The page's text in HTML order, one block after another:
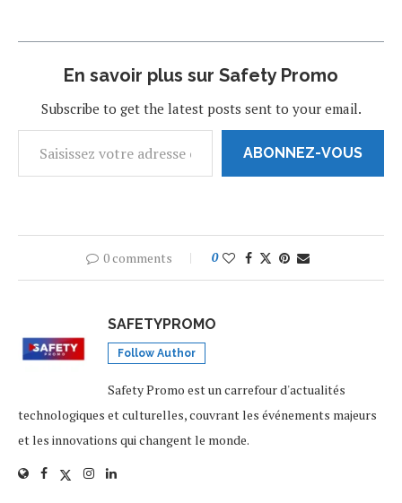
"Aya" sortira le 13
vidéo où la chanteuse
En savoir plus sur Safety Promo
Subscribe to get the latest posts sent to your email.
ABONNEZ-VOUS
0 comments 0
SAFETYPROMO
Follow Author
Safety Promo est un carrefour d'actualités
technologiques et culturelles, couvrant les événements majeurs
et les innovations qui changent le monde.